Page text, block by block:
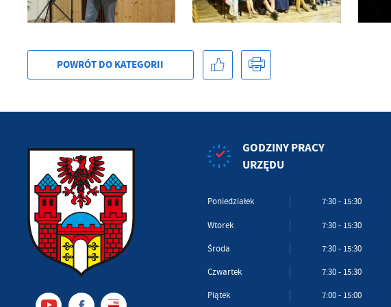
POWRÓT DO KATEGORII
GODZINY PRACY
URZĘDU
Poniedziałek 7:30 - 15:30
Wtorek 7:30 - 15:30
Środa 7:30 - 15:30
Czwartek 7:30 - 15:30
Piątek 7:00 - 15:00